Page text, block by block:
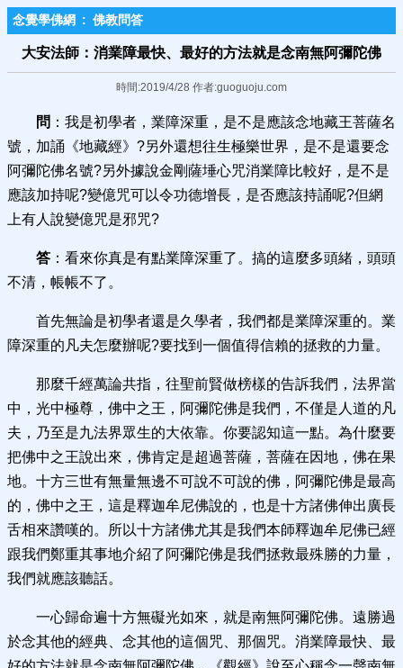
念覺學佛網 : 佛教問答
大安法師：消業障最快、最好的方法就是念南無阿彌陀佛
時間:2019/4/28 作者:guoguoju.com
問 ：我是初學者，業障深重，是不是應該念地藏王菩薩名
號，加誦《地藏經》?另外還想往生極樂世界，是不是還要念
阿彌陀佛名號?另外據說金剛薩埵心咒消業障比較好，是不是
應該加持呢?變億咒可以令功德增長，是否應該持誦呢?但網
上有人說變億咒是邪咒?
答 ：看來你真是有點業障深重了。搞的這麼多頭緒，頭頭
不清，帳帳不了。
首先無論是初學者還是久學者，我們都是業障深重的。業
障深重的凡夫怎麼辦呢?要找到一個值得信賴的拯救的力量。
那麼千經萬論共指，往聖前賢做榜樣的告訴我們，法界當
中，光中極尊，佛中之王，阿彌陀佛是我們，不僅是人道的凡
夫，乃至是九法界眾生的大依靠。你要認知這一點。為什麼要
把佛中之王說出來，佛肯定是超過菩薩，菩薩在因地，佛在果
地。十方三世有無量無邊不可說不可說的佛，阿彌陀佛是最高
的，佛中之王，這是釋迦牟尼佛說的，也是十方諸佛伸出廣長
舌相來讚嘆的。所以十方諸佛尤其是我們本師釋迦牟尼佛已經
跟我們鄭重其事地介紹了阿彌陀佛是我們拯救最殊勝的力量，
我們就應該聽話。
一心歸命遍十方無礙光如來，就是南無阿彌陀佛。遠勝過
於念其他的經典、念其他的這個咒、那個咒。消業障最快、最